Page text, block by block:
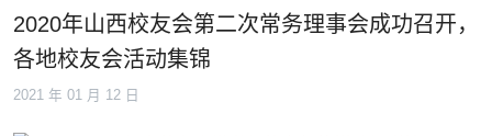
2020年山西校友会第二次常务理事会成功召开，
各地校友会活动集锦
2021 年 01 月 12 日